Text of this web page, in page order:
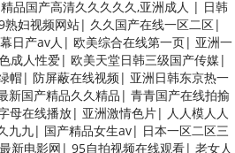
品国产高清久久久久久,亚洲成人 | 日韩
熟妇视频网站| 久久国产在线一区二区|
日产av人 | 欧美综合在线第一页| 亚洲一
成人性爱| 欧美天堂日韩三级国产传媒|
帽| 防屏蔽在线视频| 亚洲日韩东京热一
新国产精品久久精品 | 青青国产在线拍揄
母在线播放| 亚洲激情色片| 人人模人人
九九| 国产精品女生av| 日本一区二区三
新电影网 | 95自拍视频在线观看| 老女人